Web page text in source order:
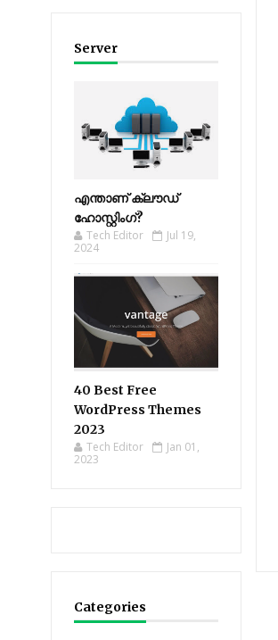
Server
എന്താണ് ക്ലൗഡ്
ഹോസ്റ്റിംഗ്?
Tech Editor
Jul 19,
2024
40 Best Free
WordPress Themes
2023
Tech Editor
Jan 01,
2023
Categories